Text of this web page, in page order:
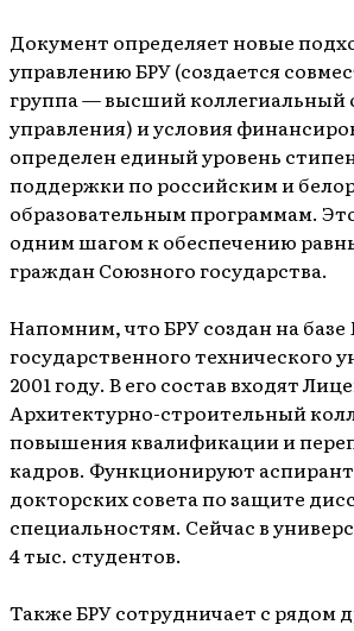
Документ определяет новые
управлению БРУ (создается
группа — высший коллегиальный
управления) и условия
определен единый уровень
поддержки по российским и
образовательным программам.
одним шагом к обеспечению
граждан Союзного государства.
Напомним, что БРУ создан на базе
государственного технического
2001 году. В его состав входят
Архитектурно-строительный
повышения квалификации и
кадров. Функционируют
докторских совета по защите
специальностям. Сейчас в
4 тыс. студентов.
Также БРУ сотрудничает с рядом